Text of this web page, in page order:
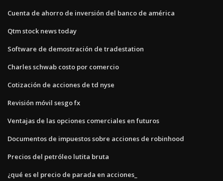
Cuenta de ahorro de inversión del banco de américa
Qtm stock news today
Software de demostración de tradestation
Charles schwab costo por comercio
Cotización de acciones de td nyse
Revisión móvil sesgo fx
Ventajas de las opciones comerciales en futuros
Documentos de impuestos sobre acciones de robinhood
Precios del petróleo lutita bruta
¿qué es el precio de parada en acciones_